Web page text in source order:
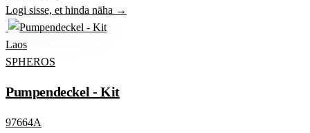
Logi sisse, et hinda näha →
Laos
SPHEROS
Pumpendeckel - Kit
97664A